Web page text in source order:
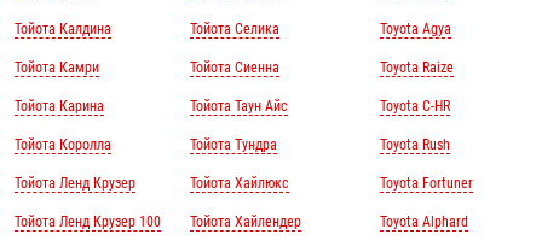
Тойота Калдина
Тойота Камри
Тойота Карина
Тойота Королла
Тойота Ленд Крузер
Тойота Ленд Крузер 100
Тойота Селика
Тойота Сиенна
Тойота Таун Айс
Тойота Тундра
Тойота Хайлюкс
Тойота Хайлендер
Toyota Agya
Toyota Raize
Toyota C-HR
Toyota Rush
Toyota Fortuner
Toyota Alphard